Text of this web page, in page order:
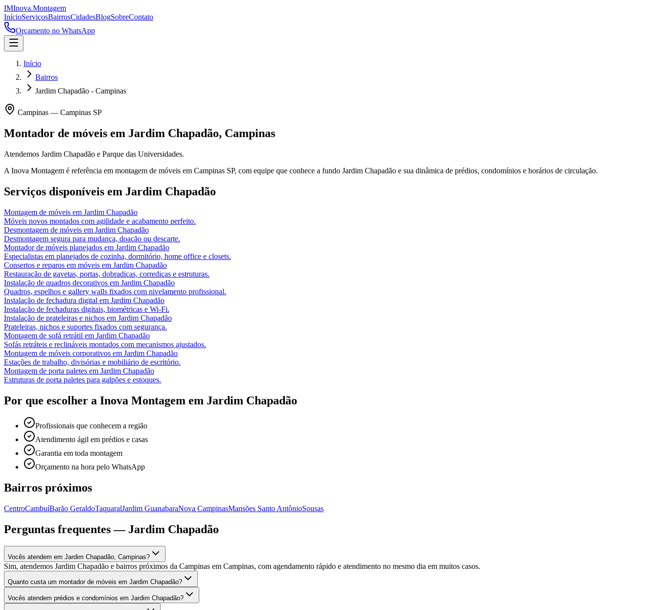
IMInova.Montagem
InícioServiçosBairrosCidadesBlogSobreContato
Orçamento no WhatsApp
Início
Bairros
Jardim Chapadão - Campinas
Campinas — Campinas SP
Montador de móveis em Jardim Chapadão, Campinas
Atendemos Jardim Chapadão e Parque das Universidades.
A Inova Montagem é referência em montagem de móveis em Campinas SP, com equipe que conhece a fundo Jardim Chapadão e sua dinâmica de prédios, condomínios e horários de circulação.
Serviços disponíveis em Jardim Chapadão
Montagem de móveis em Jardim Chapadão
Móveis novos montados com agilidade e acabamento perfeito.
Desmontagem de móveis em Jardim Chapadão
Desmontagem segura para mudança, doação ou descarte.
Montador de móveis planejados em Jardim Chapadão
Especialistas em planejados de cozinha, dormitório, home office e closets.
Consertos e reparos em móveis em Jardim Chapadão
Restauração de gavetas, portas, dobradiças, corrediças e estruturas.
Instalação de quadros decorativos em Jardim Chapadão
Quadros, espelhos e gallery walls fixados com nivelamento profissional.
Instalação de fechadura digital em Jardim Chapadão
Instalação de fechaduras digitais, biométricas e Wi-Fi.
Instalação de prateleiras e nichos em Jardim Chapadão
Prateleiras, nichos e suportes fixados com segurança.
Montagem de sofá retrátil em Jardim Chapadão
Sofás retráteis e reclináveis montados com mecanismos ajustados.
Montagem de móveis corporativos em Jardim Chapadão
Estações de trabalho, divisórias e mobiliário de escritório.
Montagem de porta paletes em Jardim Chapadão
Estruturas de porta paletes para galpões e estoques.
Por que escolher a Inova Montagem em Jardim Chapadão
Profissionais que conhecem a região
Atendimento ágil em prédios e casas
Garantia em toda montagem
Orçamento na hora pelo WhatsApp
Bairros próximos
CentroCambuíBarão GeraldoTaquaralJardim GuanabaraNova CampinasMansões Santo AntônioSousas
Perguntas frequentes — Jardim Chapadão
Vocês atendem em Jardim Chapadão, Campinas?
Sim, atendemos Jardim Chapadão e bairros próximos da Campinas em Campinas, com agendamento rápido e atendimento no mesmo dia em muitos casos.
Quanto custa um montador de móveis em Jardim Chapadão?
Vocês atendem prédios e condomínios em Jardim Chapadão?